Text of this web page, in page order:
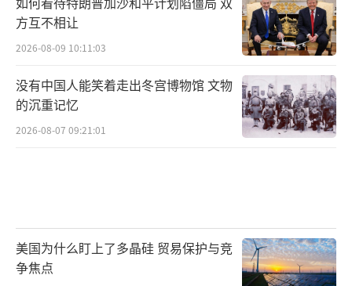
方互不相让
2026-08-09 10:11:03
没有中国人能笑着走出冬宫博物馆 文物
的沉重记忆
2026-08-07 09:21:01
美国为什么盯上了多晶硅 贸易保护与竞
争焦点